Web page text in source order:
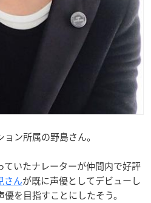
ン所属の野島さん。
ていたナレーターが仲間内で好評
さんが既に声優としてデビューし
を目指すことにしたそう。